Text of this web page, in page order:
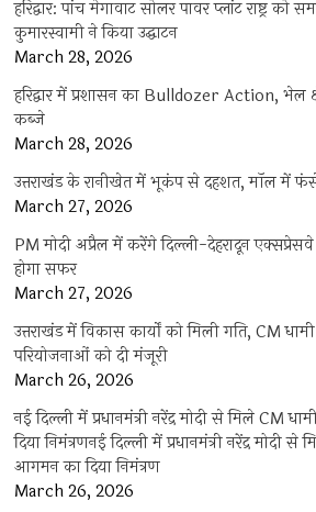
हरिद्वार: पांच मेगावाट सोलर पावर प्लांट राष्ट्र को
कुमारस्वामी ने किया उद्घाटन
March 28, 2026
हरिद्वार में प्रशासन का Bulldozer Action, भेल
कब्जे
March 28, 2026
उत्तराखंड के रानीखेत में भूकंप से दहशत, मॉल में
March 27, 2026
PM मोदी अप्रैल में करेंगे दिल्ली-देहरादून एक्सप्रेसवे
होगा सफर
March 27, 2026
उत्तराखंड में विकास कार्यों को मिली गति, CM
परियोजनाओं को दी मंजूरी
March 26, 2026
नई दिल्ली में प्रधानमंत्री नरेंद्र मोदी से मिले CM
दिया निमंत्रणनई दिल्ली में प्रधानमंत्री नरेंद्र मोदी से
आगमन का दिया निमंत्रण
March 26, 2026